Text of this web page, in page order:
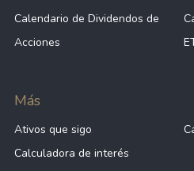
CSNDX
Calendario de Dividendos de
Acciones
Más
Ativos que sigo
Calculadora de interés